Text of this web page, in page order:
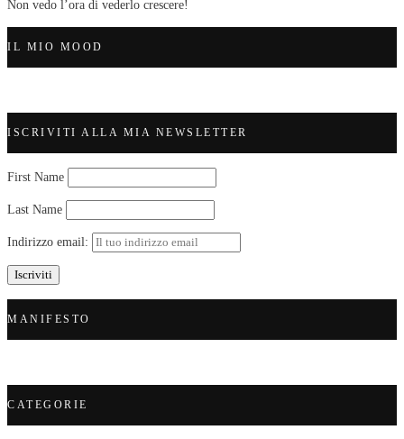
Non vedo l’ora di vederlo crescere!
IL MIO MOOD
ISCRIVITI ALLA MIA NEWSLETTER
First Name
Last Name
Indirizzo email:
MANIFESTO
CATEGORIE